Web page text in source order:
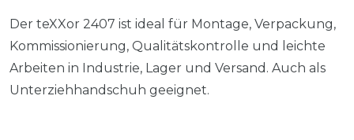
Der teXXor 2407 ist ideal für Montage, Verpackung,
Kommissionierung, Qualitätskontrolle und leichte
Arbeiten in Industrie, Lager und Versand. Auch als
Unterziehhandschuh geeignet.